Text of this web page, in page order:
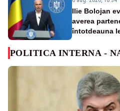
Ilie Bolojan
averea
întotdeauna
POLITICA INTERNA -